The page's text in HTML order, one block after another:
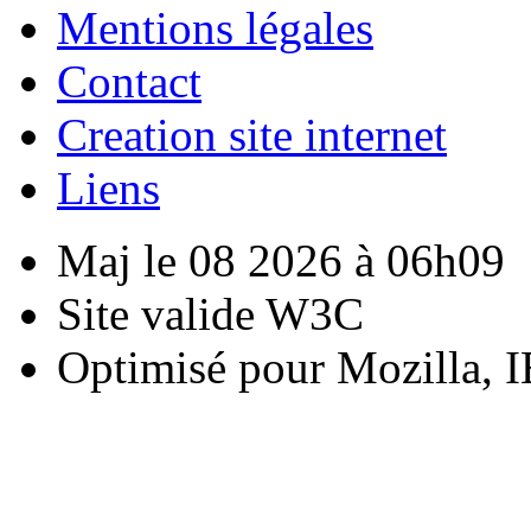
Mentions légales
Contact
Creation site internet
Liens
Maj le 08 2026 à 06h09
Site valide W3C
Optimisé pour Mozilla,